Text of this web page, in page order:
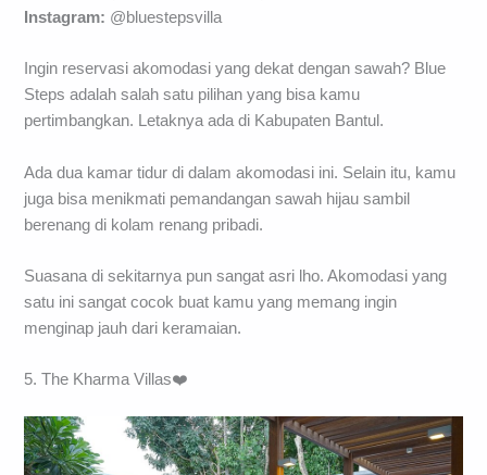
Instagram: @bluestepsvilla
Ingin reservasi akomodasi yang dekat dengan sawah? Blue
Steps adalah salah satu pilihan yang bisa kamu
pertimbangkan. Letaknya ada di Kabupaten Bantul.
Ada dua kamar tidur di dalam akomodasi ini. Selain itu, kamu
juga bisa menikmati pemandangan sawah hijau sambil
berenang di kolam renang pribadi.
Suasana di sekitarnya pun sangat asri lho. Akomodasi yang
satu ini sangat cocok buat kamu yang memang ingin
menginap jauh dari keramaian.
5. The Kharma Villas❤️